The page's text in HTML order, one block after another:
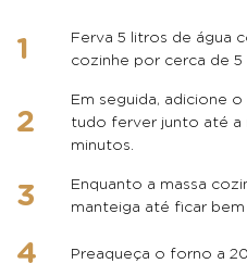
Ferva 5 litros de água
cozinhe por cerca de 5
Em seguida, adicione
tudo ferver junto até a
minutos.
Enquanto a massa
manteiga até ficar bem
Preaqueça o forno a